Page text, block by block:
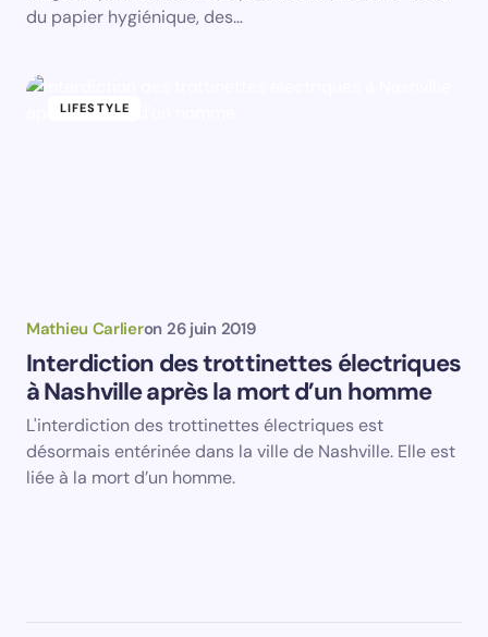
du papier hygiénique, des…
LIFESTYLE
Mathieu Carlieron 26 juin 2019
Interdiction des trottinettes électriques
à Nashville après la mort d’un homme
L'interdiction des trottinettes électriques est
désormais entérinée dans la ville de Nashville. Elle est
liée à la mort d’un homme.